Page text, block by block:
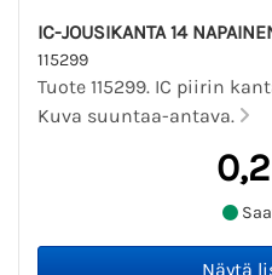
IC-JOUSIKANTA 14
115299
Tuote 115299. IC piirin
Kuva suuntaa-antava.